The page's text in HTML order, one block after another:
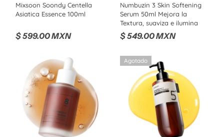
Mixsoon Soondy Centella
Asiatica Essence 100ml
$ 599.00 MXN
Numbuzin 3 Skin Softening
Serum 50ml Mejora la
Textura, suaviza e ilumina
$ 549.00 MXN
Agotado